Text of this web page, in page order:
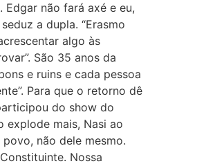
não fará axé e eu,
a dupla. “Erasmo
algo às
São 35 anos da
e ruins e cada pessoa
Para que o retorno dê
do show do
explode mais, Nasi ao
não dele mesmo.
Nossa